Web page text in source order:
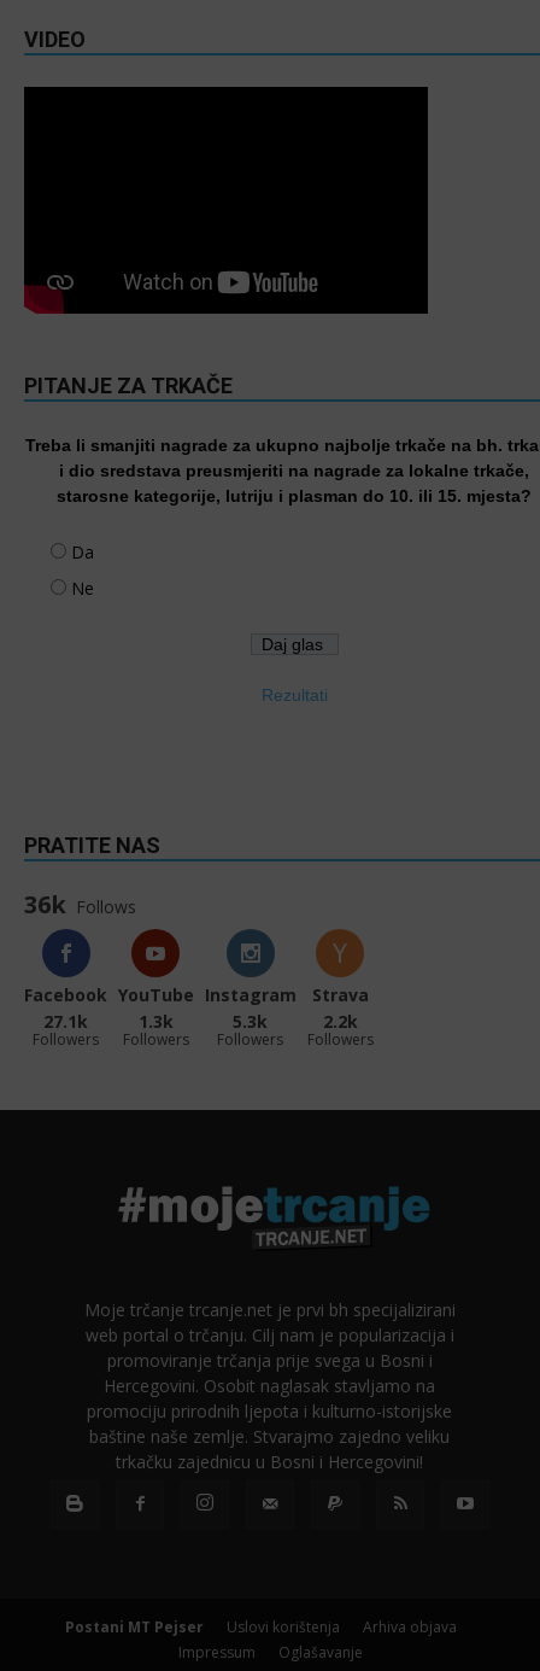
VIDEO
PITANJE ZA TRKAČE
Treba li smanjiti nagrade za ukupno najbolje trkače na bh.
i dio sredstava preusmjeriti na nagrade za lokalne trkače,
starosne kategorije, lutriju i plasman do 10. ili 15. mjesta?
Da
Ne
Rezultati
PRATITE NAS
36k Follows
Facebook
27.1k
Followers
YouTube
1.3k
Followers
Instagram
5.3k
Followers
Strava
2.2k
Followers
Moje trčanje trcanje.net je prvi bh specijalizirani
web portal o trčanju. Cilj nam je popularizacija i
promoviranje trčanja prije svega u Bosni i
Hercegovini. Osobit naglasak stavljamo na
promociju prirodnih ljepota i kulturno-istorijske
baštine naše zemlje. Stvarajmo zajedno veliku
trkačku zajednicu u Bosni i Hercegovini!
Postani MT Pejser Uslovi korištenja
Arhiva objava
Impressum
Oglašavanje